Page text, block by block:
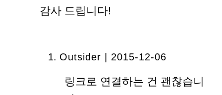
감사 드립니다!
Outsider | 2015-12-06
링크로 연결하는 건 괜찮습니